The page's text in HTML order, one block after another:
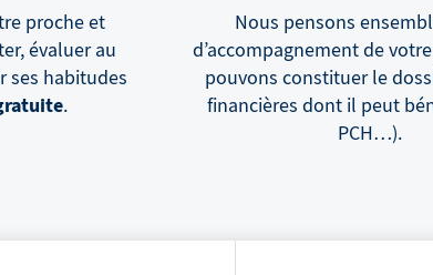
proche et
évaluer au
ses habitudes
.
Nous pensons
d’accompagnement de
pouvons constituer le
financières dont il peut
PCH…).